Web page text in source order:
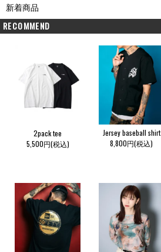
新着商品
RECOMMEND
2pack tee
5,500円(税込)
Jersey baseball shirt
8,800円(税込)